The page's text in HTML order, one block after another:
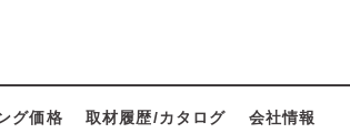
グ価格 取材履歴/カタログ 会社情報